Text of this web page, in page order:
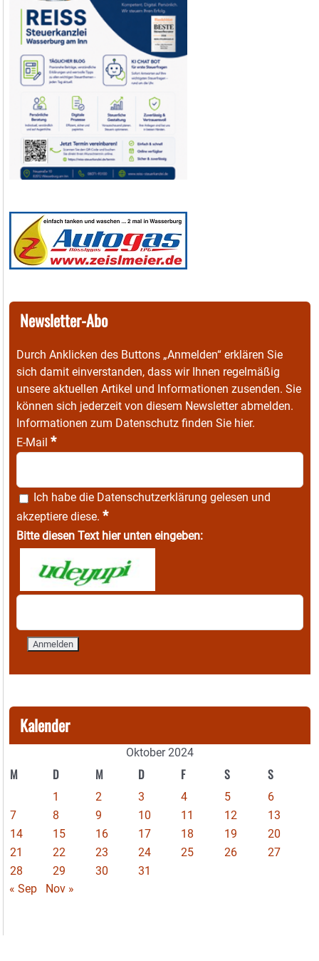
Newsletter-Abo
Durch Anklicken des Buttons „Anmelden“ erklären Sie
sich damit einverstanden, dass wir Ihnen regelmäßig
unsere aktuellen Artikel und Informationen zusenden. Sie
können sich jederzeit von diesem Newsletter abmelden.
Informationen zum Datenschutz finden Sie hier.
E-Mail *
Ich habe die Datenschutzerklärung gelesen und
akzeptiere diese. *
Bitte diesen Text hier unten eingeben:
Kalender
Oktober 2024
M D M D F S S
1 2 3 4 5
6
7
8 9 10 11 12
13
14
15 16 17 18 19
20
21
22 23 24 25 26
27
28
29 30
31
« Sep
Nov »